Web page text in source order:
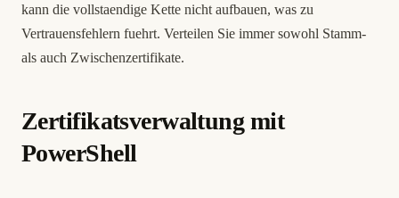
kann die vollstaendige Kette nicht aufbauen, was zu
Vertrauensfehlern fuehrt. Verteilen Sie immer sowohl Stamm-
als auch Zwischenzertifikate.
Zertifikatsverwaltung mit
PowerShell